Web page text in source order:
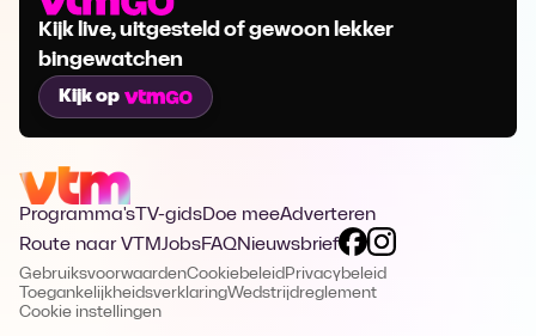
Kijk live, uitgesteld of gewoon lekker
bingewatchen
Kijk op
Programma's TV-gidsDoe meeAdverteren
Route naar VTMJobsFAQNieuwsbrief
GebruiksvoorwaardenCookiebeleid Privacybeleid
ToegankelijkheidsverklaringWedstrijdreglement
Cookie instellingen